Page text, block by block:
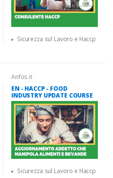
Sicurezza sul Lavoro e Haccp
Anfos.it
EN - HACCP - FOOD
INDUSTRY UPDATE COURSE
Sicurezza sul Lavoro e Haccp